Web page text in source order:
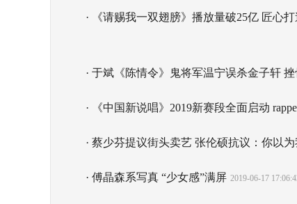
· 《请赐我一双翅膀》播放量破25亿 匠心
· 于斌《陈情令》鬼将军温宁误杀金子轩
· 《中国新说唱》2019新赛段全面启动
· 蔡少芬提议街头卖艺 张伦硕抗议：你以
· 傅晶森系写真 “少女感”满屏 2019-06-17